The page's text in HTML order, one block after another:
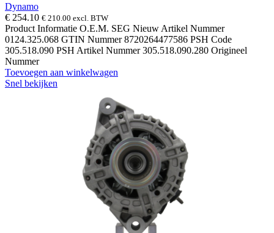
Dynamo
€ 254.10 € 210.00 excl. BTW
Product Informatie O.E.M. SEG Nieuw Artikel Nummer
0124.325.068 GTIN Nummer 8720264477586 PSH Code
305.518.090 PSH Artikel Nummer 305.518.090.280 Origineel
Nummer
Toevoegen aan winkelwagen
Snel bekijken